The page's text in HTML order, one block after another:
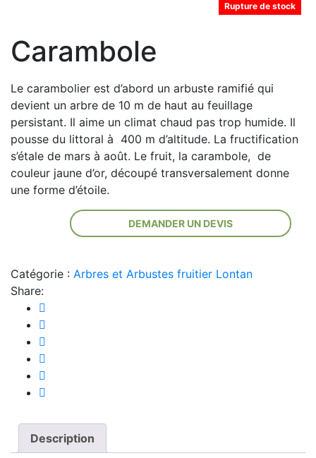
Carambole
Rupture de stock
Le carambolier est d’abord un arbuste ramifié qui
devient un arbre de 10 m de haut au feuillage
persistant. Il aime un climat chaud pas trop humide. Il
pousse du littoral à 400 m d’altitude. La fructification
s’étale de mars à août. Le fruit, la carambole, de
couleur jaune d’or, découpé transversalement donne
une forme d’étoile.
DEMANDER UN DEVIS
Catégorie : Arbres et Arbustes fruitier Lontan
Share:
Description